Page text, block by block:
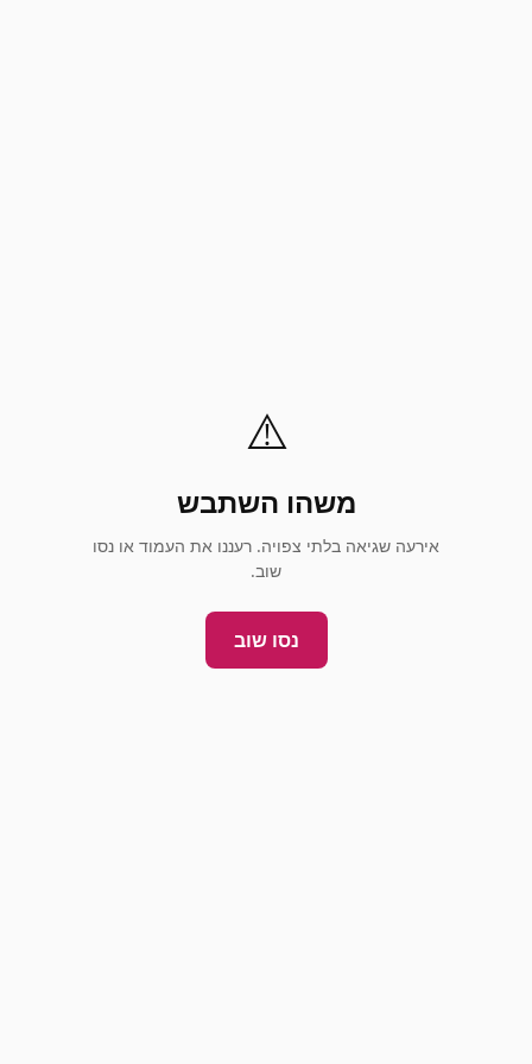
⚠️
משהו השתבש
אירעה שגיאה בלתי צפויה. רעננו את העמוד או נסו
שוב.
נסו שוב